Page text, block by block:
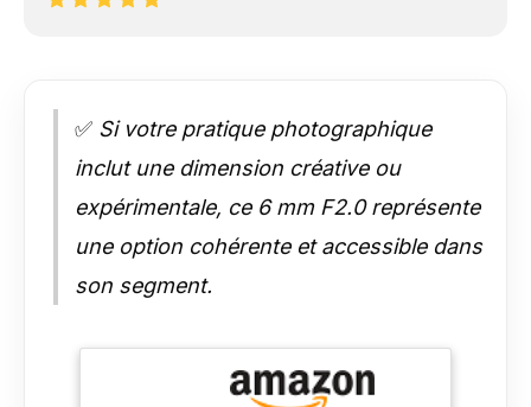
✅ Si votre pratique photographique
inclut une dimension créative ou
expérimentale, ce 6 mm F2.0 représente
une option cohérente et accessible dans
son segment.